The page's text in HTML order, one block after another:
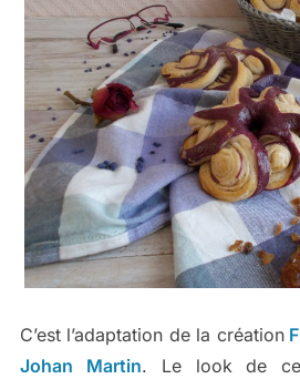
C’est l’adaptation de la création
Johan Martin. Le look de